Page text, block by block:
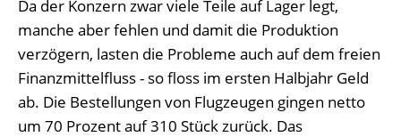
Da der Konzern zwar viele Teile auf Lager legt,
manche aber fehlen und damit die Produktion
verzögern, lasten die Probleme auch auf dem freien
Finanzmittelfluss - so floss im ersten Halbjahr Geld
ab. Die Bestellungen von Flugzeugen gingen netto
um 70 Prozent auf 310 Stück zurück. Das